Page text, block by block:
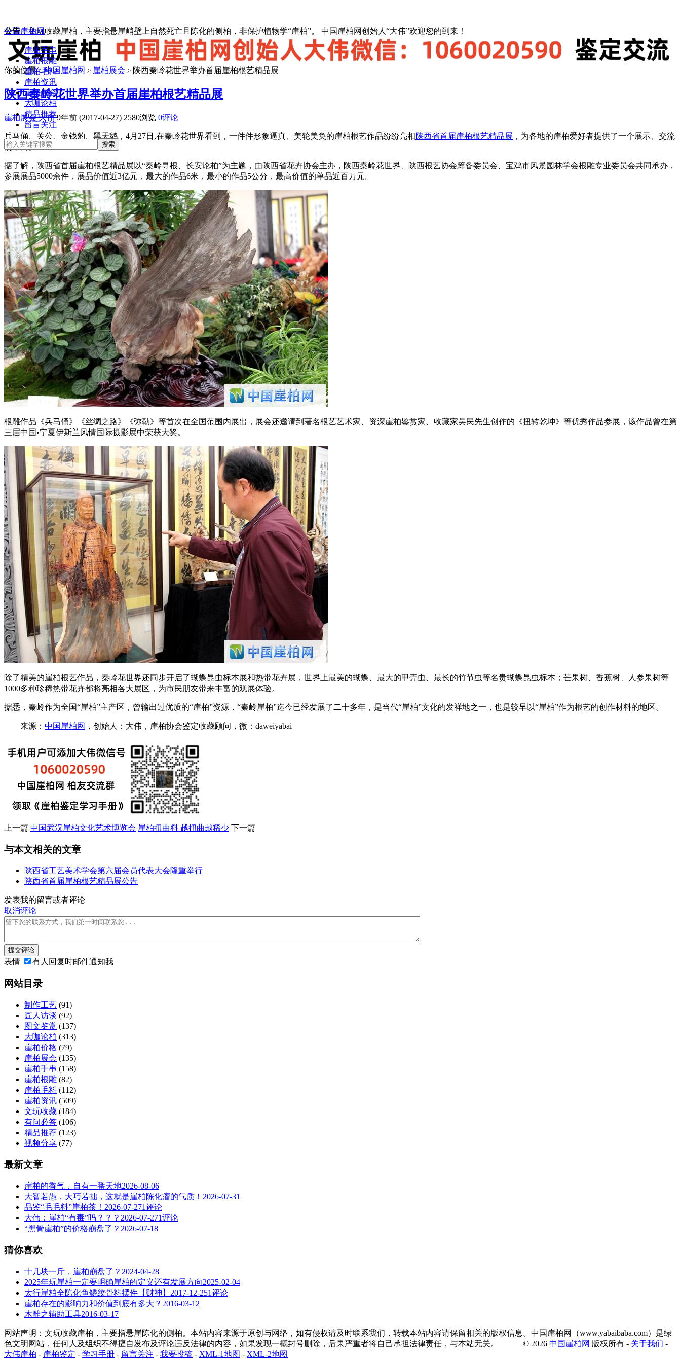
中国崖柏网
崖柏手串
崖柏根雕
崖柏毛料
崖柏资讯
崖柏展会
大咖论柏
精品推荐
留言关注
公告：文玩收藏崖柏，主要指悬崖峭壁上自然死亡且陈化的侧柏，非保护植物学“崖柏”。 中国崖柏网创始人“大伟”欢迎您的到来！
你的位置：中国崖柏网 > 崖柏展会 > 陕西秦岭花世界举办首届崖柏根艺精品展
陕西秦岭花世界举办首届崖柏根艺精品展
崖柏展会 大伟 9年前 (2017-04-27) 2580浏览 0评论
兵马俑、关公、金钱豹、黑天鹅，4月27日,在秦岭花世界看到，一件件形象逼真、美轮美奂的崖柏根艺作品纷纷亮相陕西省首届崖柏根艺精品展 ，为各地的崖柏爱好者提供了一个展示、交流
的平台。
据了解，陕西省首届崖柏根艺精品展以“秦岭寻根、长安论柏”为主题，由陕西省花卉协会主办，陕西秦岭花世界、陕西根艺协会筹备委员会、宝鸡市风景园林学会根雕专业委员会共同承办，
参展展品5000余件，展品价值近3亿元，最大的作品6米，最小的作品5公分，最高价值的单品近百万元。
根雕作品《兵马俑》《丝绸之路》《弥勒》等首次在全国范围内展出，展会还邀请到著名根艺艺术家、资深崖柏鉴赏家、收藏家吴民先生创作的《扭转乾坤》等优秀作品参展，该作品曾在第
三届中国•宁夏伊斯兰风情国际摄影展中荣获大奖。
除了精美的崖柏根艺作品，秦岭花世界还同步开启了蝴蝶昆虫标本展和热带花卉展，世界上最美的蝴蝶、最大的甲壳虫、最长的竹节虫等名贵蝴蝶昆虫标本；芒果树、香蕉树、人参果树等
1000多种珍稀热带花卉都将亮相各大展区，为市民朋友带来丰富的观展体验。
据悉，秦岭作为全国“崖柏”主产区，曾输出过优质的“崖柏”资源，“秦岭崖柏”迄今已经发展了二十多年，是当代“崖柏”文化的发祥地之一，也是较早以“崖柏”作为根艺的创作材料的地区。
——来源： 中国崖柏网 ，创始人：大伟，崖柏协会鉴定收藏顾问，微：daweiyabai
上一篇 中国武汉崖柏文化艺术博览会 崖柏扭曲料 越扭曲越稀少 下一篇
与本文相关的文章
陕西省工艺美术学会第六届会员代表大会隆重举行
陕西省首届崖柏根艺精品展公告
发表我的留言或者评论
取消评论
提交评论
表情 有人回复时邮件通知我
网站目录
制作工艺 (91)
匠人访谈 (92)
图文鉴赏 (137)
大咖论柏 (313)
崖柏价格 (79)
崖柏展会 (135)
崖柏手串 (158)
崖柏根雕 (82)
崖柏毛料 (112)
崖柏资讯 (509)
文玩收藏 (184)
有问必答 (106)
精品推荐 (123)
视频分享 (77)
最新文章
崖柏的香气，自有一番天地2026-08-06
大智若愚，大巧若拙，这就是崖柏陈化瘤的气质！ 2026-07-31
品鉴“毛毛料”崖柏茶！ 2026-07-271评论
大伟：崖柏“有毒”吗？？？ 2026-07-271评论
“黑骨崖柏”的价格崩盘了？ 2026-07-18
猜你喜欢
十几块一斤，崖柏崩盘了？ 2024-04-28
2025年玩崖柏一定要明确崖柏的定义还有发展方向2025-02-04
太行崖柏全陈化鱼鳞纹骨料摆件【财神】 2017-12-251评论
崖柏存在的影响力和价值到底有多大？ 2016-03-12
木雕之辅助工具2016-03-17
网站声明：文玩收藏崖柏，主要指悬崖陈化的侧柏。本站内容来源于原创与网络，如有侵权请及时联系我们，转载本站内容请保留相关的版权信息。中国崖柏网（www.yabaibaba.com）是绿
色文明网站，任何人及组织不得擅自发布及评论违反法律的内容，如果发现一概封号删除，后果严重者将自己承担法律责任，与本站无关。 © 2026 中国崖柏网 版权所有 - 关于我们 -
大伟崖柏 - 崖柏鉴定 - 学习手册 - 留言关注 - 我要投稿 - XML-1地图 - XML-2地图